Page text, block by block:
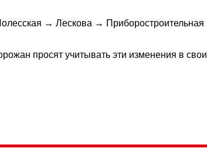
→ Лескова → Приборостроительная
просят учитывать эти изменения в